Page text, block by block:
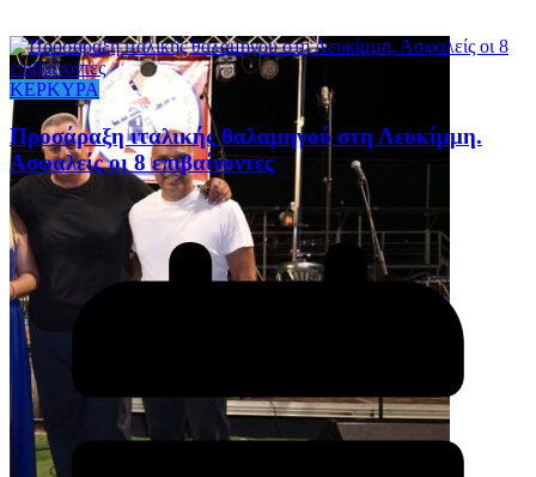
ΚΕΡΚΥΡΑ
Προσάραξη ιταλικής θαλαμηγού στη Λευκίμμη.
Ασφαλείς οι 8 επιβαίνοντες